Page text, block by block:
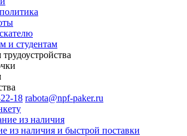
и студентам
18 rabota@npf-paker.ru
из наличия и быстрой поставки